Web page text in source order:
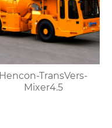
Hencon-TransVers-
Mixer4.5